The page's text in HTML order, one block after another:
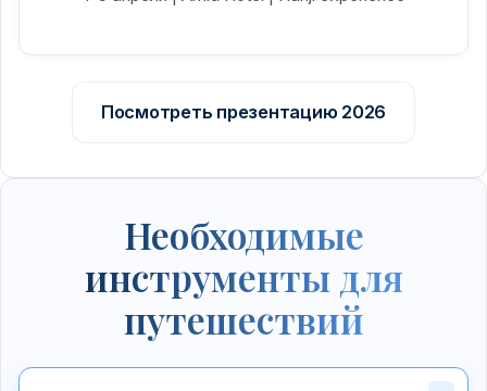
Посмотреть презентацию 2026
Необходимые
инструменты для
путешествий